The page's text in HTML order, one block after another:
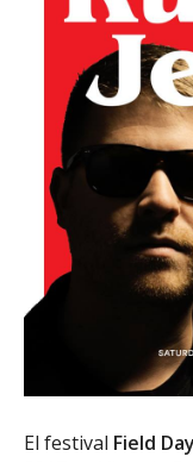
El festival Field Day